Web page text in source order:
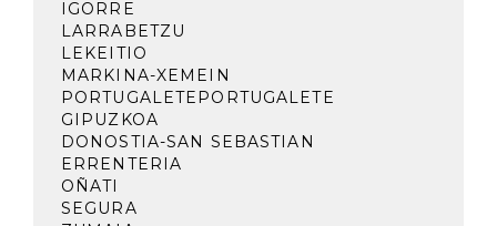
IGORRE
LARRABETZU
LEKEITIO
MARKINA-XEMEIN
PORTUGALETEPORTUGALETE
GIPUZKOA
DONOSTIA-SAN SEBASTIAN
ERRENTERIA
OÑATI
SEGURA